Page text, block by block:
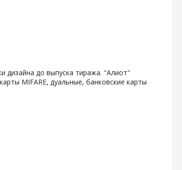
дизайна до выпуска тиража. "Алиот"
MIFARE, дуальные, банковские карты